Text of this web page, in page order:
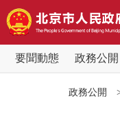
要聞動態 政務公開
政務公開